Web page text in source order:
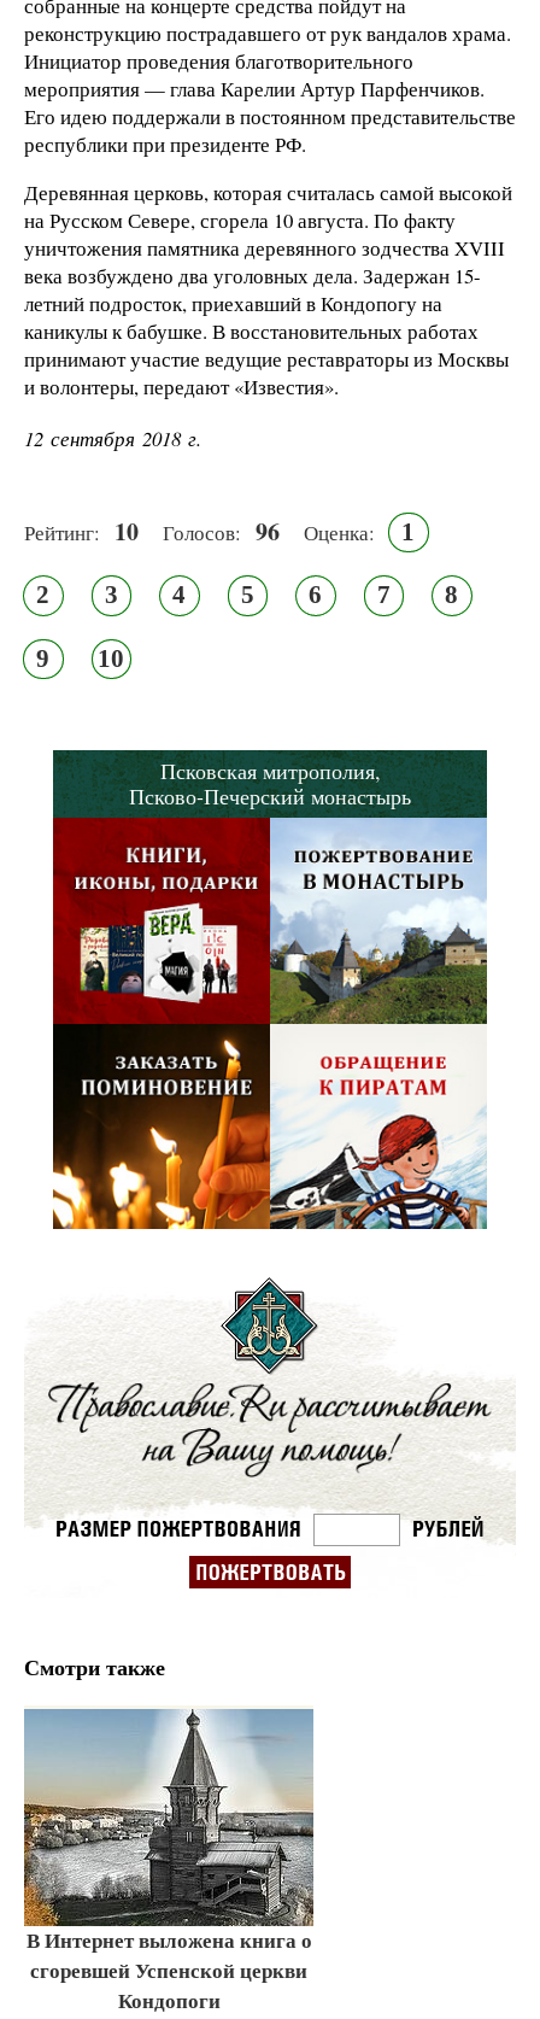
собранные на концерте средства пойдут на
реконструкцию пострадавшего от рук вандалов храма.
Инициатор проведения благотворительного
мероприятия — глава Карелии Артур Парфенчиков.
Его идею поддержали в постоянном представительстве
республики при президенте РФ.
Деревянная церковь, которая считалась самой высокой
на Русском Севере, сгорела 10 августа. По факту
уничтожения памятника деревянного зодчества XVIII
века возбуждено два уголовных дела. Задержан 15-
летний подросток, приехавший в Кондопогу на
каникулы к бабушке. В восстановительных работах
принимают участие ведущие реставраторы из Москвы
и волонтеры, передают «Известия».
12 сентября 2018 г.
Рейтинг: 10 Голосов: 96 Оценка: 1
2 3 4 5 6 7 8
9 10
Псковская митрополия,
Псково-Печерский монастырь
Смотри также
В Интернет выложена книга о
сгоревшей Успенской церкви
Кондопоги